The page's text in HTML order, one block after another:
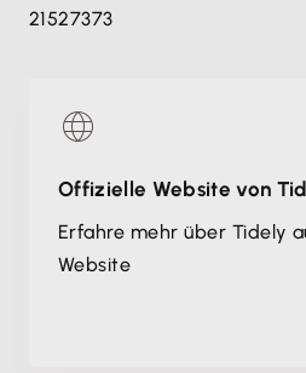
21527373
Offizielle Website von
Erfahre mehr über Tidely
Website